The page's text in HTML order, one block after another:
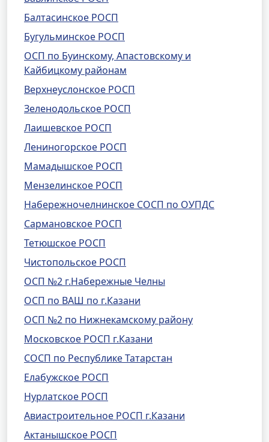
Балтасинское РОСП
Бугульминское РОСП
ОСП по Буинскому, Апастовскому и
Кайбицкому районам
Верхнеуслонское РОСП
Зеленодольское РОСП
Лаишевское РОСП
Лениногорское РОСП
Мамадышское РОСП
Мензелинское РОСП
Набережночелнинское СОСП по ОУПДС
Сармановское РОСП
Тетюшское РОСП
Чистопольское РОСП
ОСП №2 г.Набережные Челны
ОСП по ВАШ по г.Казани
ОСП №2 по Нижнекамскому району
Московское РОСП г.Казани
СОСП по Республике Татарстан
Елабужское РОСП
Нурлатское РОСП
Авиастроительное РОСП г.Казани
Актанышское РОСП